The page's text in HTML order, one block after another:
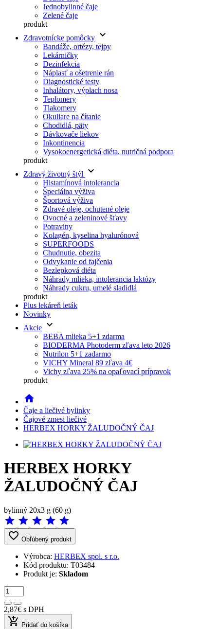
Jednobylinné čaje
Zelené čaje
produkt
Zdravotnícke pomôcky keyboard_arrow_down
Bandáže, ortézy, tejpy
Lekárničky
Dezinfekcia
Náplasť a ošetrenie rán
Diagnostické testy
Inhalátory, výplach nosa
Teplomery
Tlakomery
Okuliare na čítanie
Chodidlá, päty
Dávkovače liekov
Inkontinencia
Vysokoenergetická diéta, nutričná podpora
produkt
Zdravý životný štýl
keyboard_arrow_down
Histamínová intolerancia
Špeciálna výživa
Športová výživa
Zdravé oleje, ochutené oleje
Ovocné a zeleninové šťavy
Potraviny
Kolagén, kyselina hyalurónová
SUPERFOODS
Chudnutie, obezita
Odvykanie od fajčenia
Bezlepková diéta
Náhrady mlieka, intolerancia laktózy
Náhrady cukru, umelé sladidlá
produkt
Plus lekáreň leták
Novinky
Akcie keyboard_arrow_down
BEBA mlieka 5+1 zdarma
BIODERMA Photoderm zľava leto 2026
Nutrilon 5+1 zadarmo
VICHY Mineral 89 zľava 4€
Vichy zľava 25% na opaľovací prípravok
produkt
home
Čaje a liečivé bylinky
Čajové zmesi liečivé
HERBEX HORKY ŽALUDOČNÝ ČAJ
HERBEX HORKY
ŽALUDOČNÝ ČAJ
bylinný 20x3 g (60 g)
star star star star star
favorite_border Obľúbený produkt
Výrobca: HERBEX spol. s r.o.
Kód produktu: T03484
Produkt je: Skladom
2,87€ s DPH
add_shopping_cart Pridať do košíka